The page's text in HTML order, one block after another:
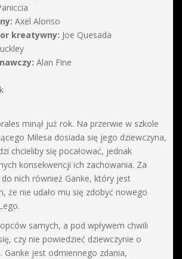
Axel Alonso
kreatywny: Joe Quesada
Alan Fine
minął już rok. Na przerwie w szkole
Milesa dosiada się jego dziewczyna,
chcieliby się pocałować, jednak
konsekwencji ich zachowania. Za
nich również Ganke, który jest
że nie udało mu się zdobyć nowego
samych, a pod wpływem chwili
czy nie powiedzieć dziewczynie o
Ganke jest odmiennego zdania,